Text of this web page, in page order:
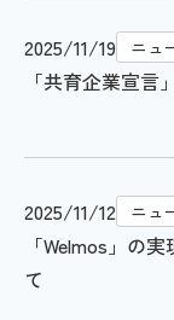
2025/11/19 ニュ
「共育企業宣言
2025/11/12 ニュ
「Welmos」の
て